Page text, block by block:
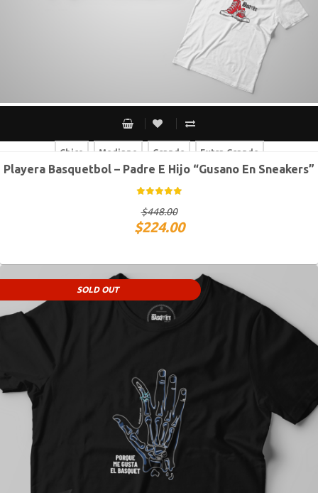
Chico Mediano Grande Extra Grande
Chico Mediano Grande Extra Grande
Playera Basquetbol – Padre E Hijo “Gusano En Sneakers”
$448.00
$224.00
SOLD OUT